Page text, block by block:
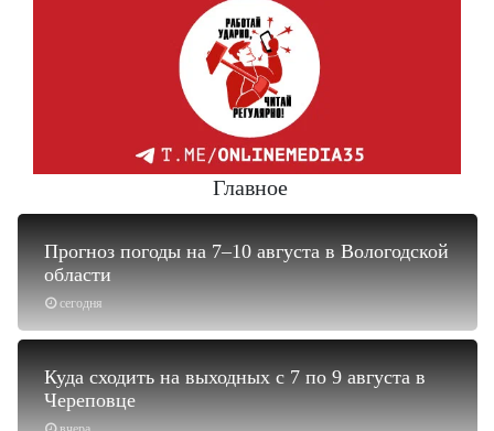
Главное
сегодня
Прогноз погоды на 7–10 августа в Вологодской
области
Куда сходить на выходных с 7 по 9 августа в
Череповце